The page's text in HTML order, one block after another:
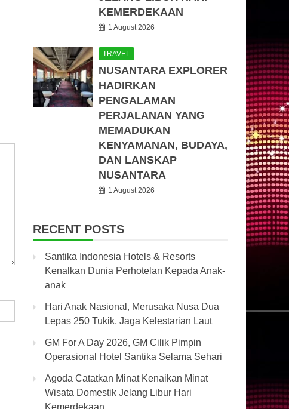
KEMERDEKAAN
1 August 2026
TRAVEL
NUSANTARA EXPLORER
HADIRKAN
PENGALAMAN
PERJALANAN YANG
MEMADUKAN
KENYAMANAN, BUDAYA,
DAN LANSKAP
NUSANTARA
1 August 2026
RECENT POSTS
Santika Indonesia Hotels & Resorts
Kenalkan Dunia Perhotelan Kepada Anak-
anak
Hari Anak Nasional, Merusaka Nusa Dua
Lepas 250 Tukik, Jaga Kelestarian Laut
GM For A Day 2026, GM Cilik Pimpin
Operasional Hotel Santika Selama Sehari
Agoda Catatkan Minat Kenaikan Minat
Wisata Domestik Jelang Libur Hari